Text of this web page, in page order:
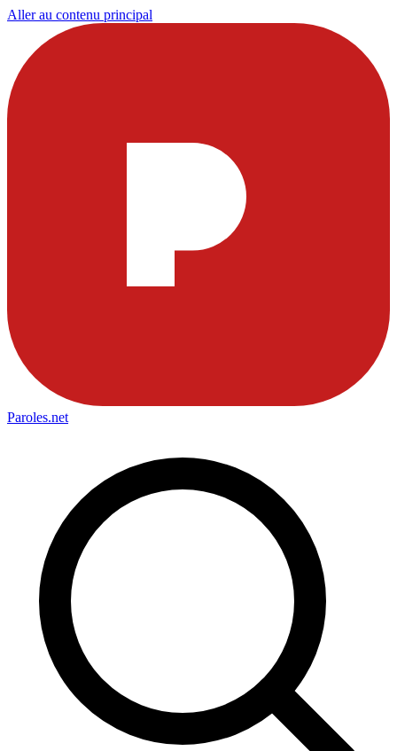
Aller au contenu principal
Paroles.net